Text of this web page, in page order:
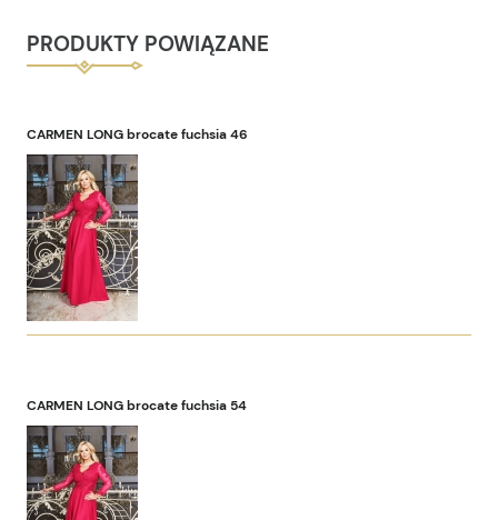
PRODUKTY POWIĄZANE
CARMEN LONG brocate fuchsia 46
CARMEN LONG brocate fuchsia 54